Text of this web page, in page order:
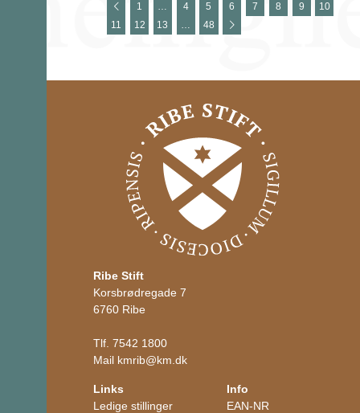
1 4 5 6 7 8 9
10
11
12 13 48
Ribe Stift
Korsbrødregade 7
6760 Ribe
Tlf.7542 1800
Mail kmrib@km.dk
Links
Ledige stillinger
Info
EAN-NR